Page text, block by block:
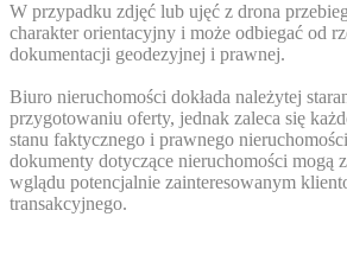
W przypadku zdjęć lub ujęć z drona
charakter orientacyjny i może odbiegać od
dokumentacji geodezyjnej i prawnej.
Biuro nieruchomości dokłada należytej
przygotowaniu oferty, jednak zaleca się
stanu faktycznego i prawnego
dokumenty dotyczące nieruchomości mogą
wglądu potencjalnie zainteresowanym
transakcyjnego.